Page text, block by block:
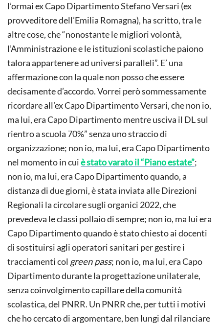
l’ormai ex Capo Dipartimento Stefano Versari (ex
provveditore dell’Emilia Romagna), ha scritto, tra le
altre cose, che “nonostante le migliori volontà,
l’Amministrazione e le istituzioni scolastiche paiono
talora appartenere ad universi paralleli”. E’ una
affermazione con la quale non posso che essere
decisamente d’accordo. Vorrei però sommessamente
ricordare all’ex Capo Dipartimento Versari, che non io,
ma lui, era Capo Dipartimento mentre usciva il DL sul
rientro a scuola 70%” senza uno straccio di
organizzazione; non io, ma lui, era Capo Dipartimento
nel momento in cuiè stato varato il “Piano estate”;
non io, ma lui, era Capo Dipartimento quando, a
distanza di due giorni, è stata inviata alle Direzioni
Regionali la circolare sugli organici 2022, che
prevedeva le classi pollaio di sempre; non io, ma lui era
Capo Dipartimento quando è stato chiesto ai docenti
di sostituirsi agli operatori sanitari per gestire i
tracciamenti col green pass; non io, ma lui, era Capo
Dipartimento durante la progettazione unilaterale,
senza coinvolgimento capillare della comunità
scolastica, del PNRR. Un PNRR che, per tutti i motivi
che ho cercato di argomentare, ben lungi dal rilanciare